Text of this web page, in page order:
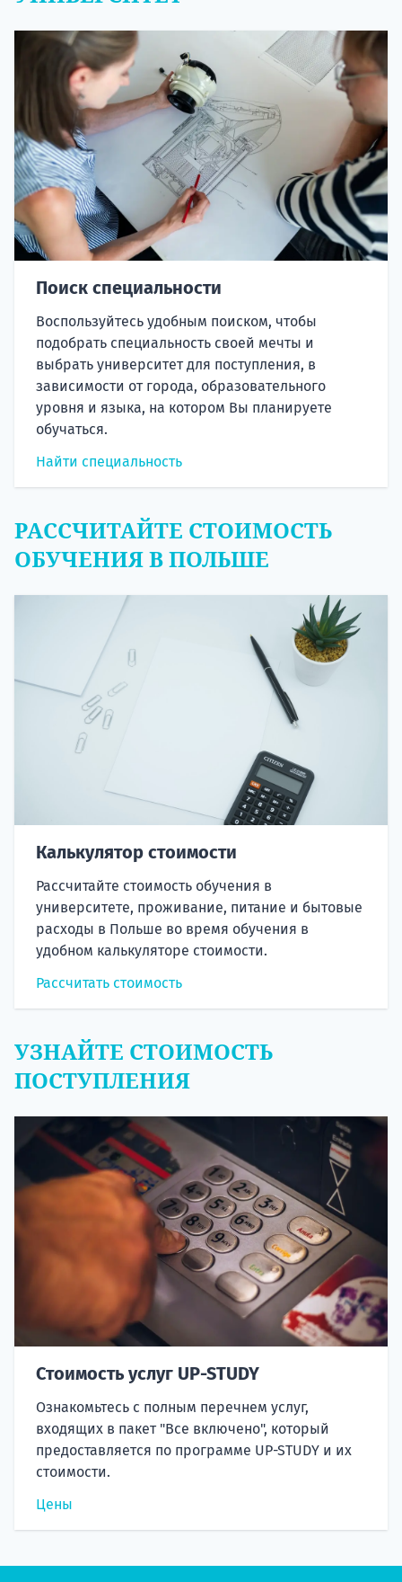
Поиск специальности
Воспользуйтесь удобным поиском, чтобы
подобрать специальность своей мечты и
выбрать университет для поступления, в
зависимости от города, образовательного
уровня и языка, на котором Вы планируете
обучаться.
Найти специальность
РАССЧИТАЙТЕ СТОИМОСТЬ
ОБУЧЕНИЯ В ПОЛЬШЕ
Калькулятор стоимости
Рассчитайте стоимость обучения в
университете, проживание, питание и бытовые
расходы в Польше во время обучения в
удобном калькуляторе стоимости.
Рассчитать стоимость
УЗНАЙТЕ СТОИМОСТЬ
ПОСТУПЛЕНИЯ
Стоимость услуг UP-STUDY
Ознакомьтесь с полным перечнем услуг,
входящих в пакет "Все включено", который
предоставляется по программе UP-STUDY и их
стоимости.
Цены